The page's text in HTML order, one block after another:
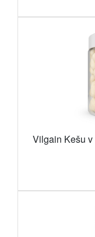
Vilgain Kešu